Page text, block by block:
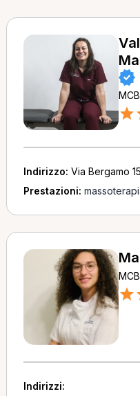
Indirizzo: Via Bergamo
Prestazioni:
Indirizzi: